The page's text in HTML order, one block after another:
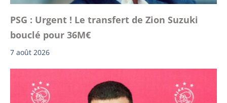
PSG : Urgent ! Le transfert de Zion Suzuki
bouclé pour 36M€
7 août 2026